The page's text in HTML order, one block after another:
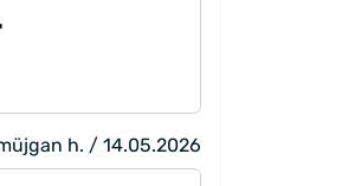
h. / 14.05.2026